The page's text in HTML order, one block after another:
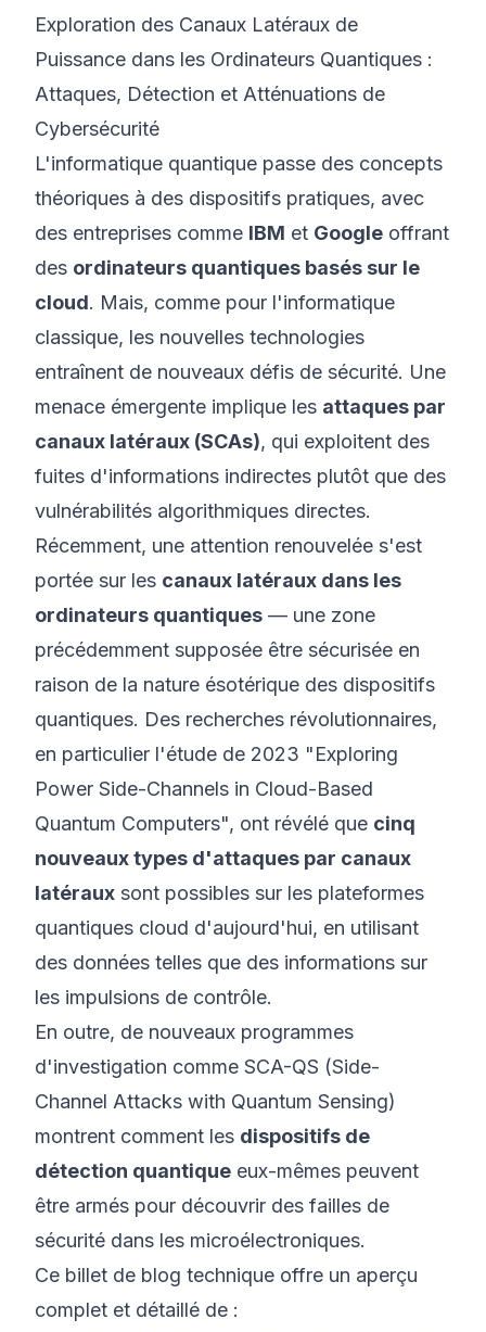
Exploration des Canaux Latéraux de
Puissance dans les Ordinateurs Quantiques :
Attaques, Détection et Atténuations de
Cybersécurité
L'informatique quantique passe des concepts
théoriques à des dispositifs pratiques, avec
des entreprises comme IBM et Google offrant
des ordinateurs quantiques basés sur le
cloud. Mais, comme pour l'informatique
classique, les nouvelles technologies
entraînent de nouveaux défis de sécurité. Une
menace émergente implique les attaques par
canaux latéraux (SCAs), qui exploitent des
fuites d'informations indirectes plutôt que des
vulnérabilités algorithmiques directes.
Récemment, une attention renouvelée s'est
portée sur les canaux latéraux dans les
ordinateurs quantiques — une zone
précédemment supposée être sécurisée en
raison de la nature ésotérique des dispositifs
quantiques. Des recherches révolutionnaires,
en particulier l'étude de 2023 "Exploring
Power Side-Channels in Cloud-Based
Quantum Computers", ont révélé que cinq
nouveaux types d'attaques par canaux
latéraux sont possibles sur les plateformes
quantiques cloud d'aujourd'hui, en utilisant
des données telles que des informations sur
les impulsions de contrôle.
En outre, de nouveaux programmes
d'investigation comme SCA-QS (Side-
Channel Attacks with Quantum Sensing)
montrent comment les dispositifs de
détection quantique eux-mêmes peuvent
être armés pour découvrir des failles de
sécurité dans les microélectroniques.
Ce billet de blog technique offre un aperçu
complet et détaillé de :